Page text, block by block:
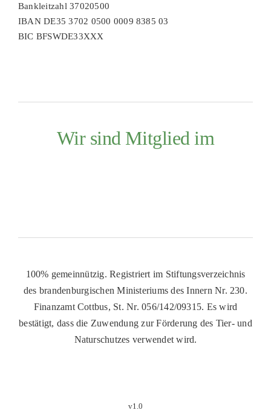
Bankleitzahl 37020500
IBAN DE35 3702 0500 0009 8385 03
BIC BFSWDE33XXX
Wir sind Mitglied im
100% gemeinnützig. Registriert im Stiftungsverzeichnis
des brandenburgischen Ministeriums des Innern Nr. 230.
Finanzamt Cottbus, St. Nr. 056/142/09315. Es wird
bestätigt, dass die Zuwendung zur Förderung des Tier- und
Naturschutzes verwendet wird.
v1.0